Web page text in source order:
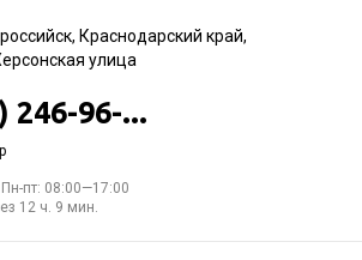
Краснодарский край,
улица
246-96-...
пт: 08:00—17:00
12 ч. 9 мин.